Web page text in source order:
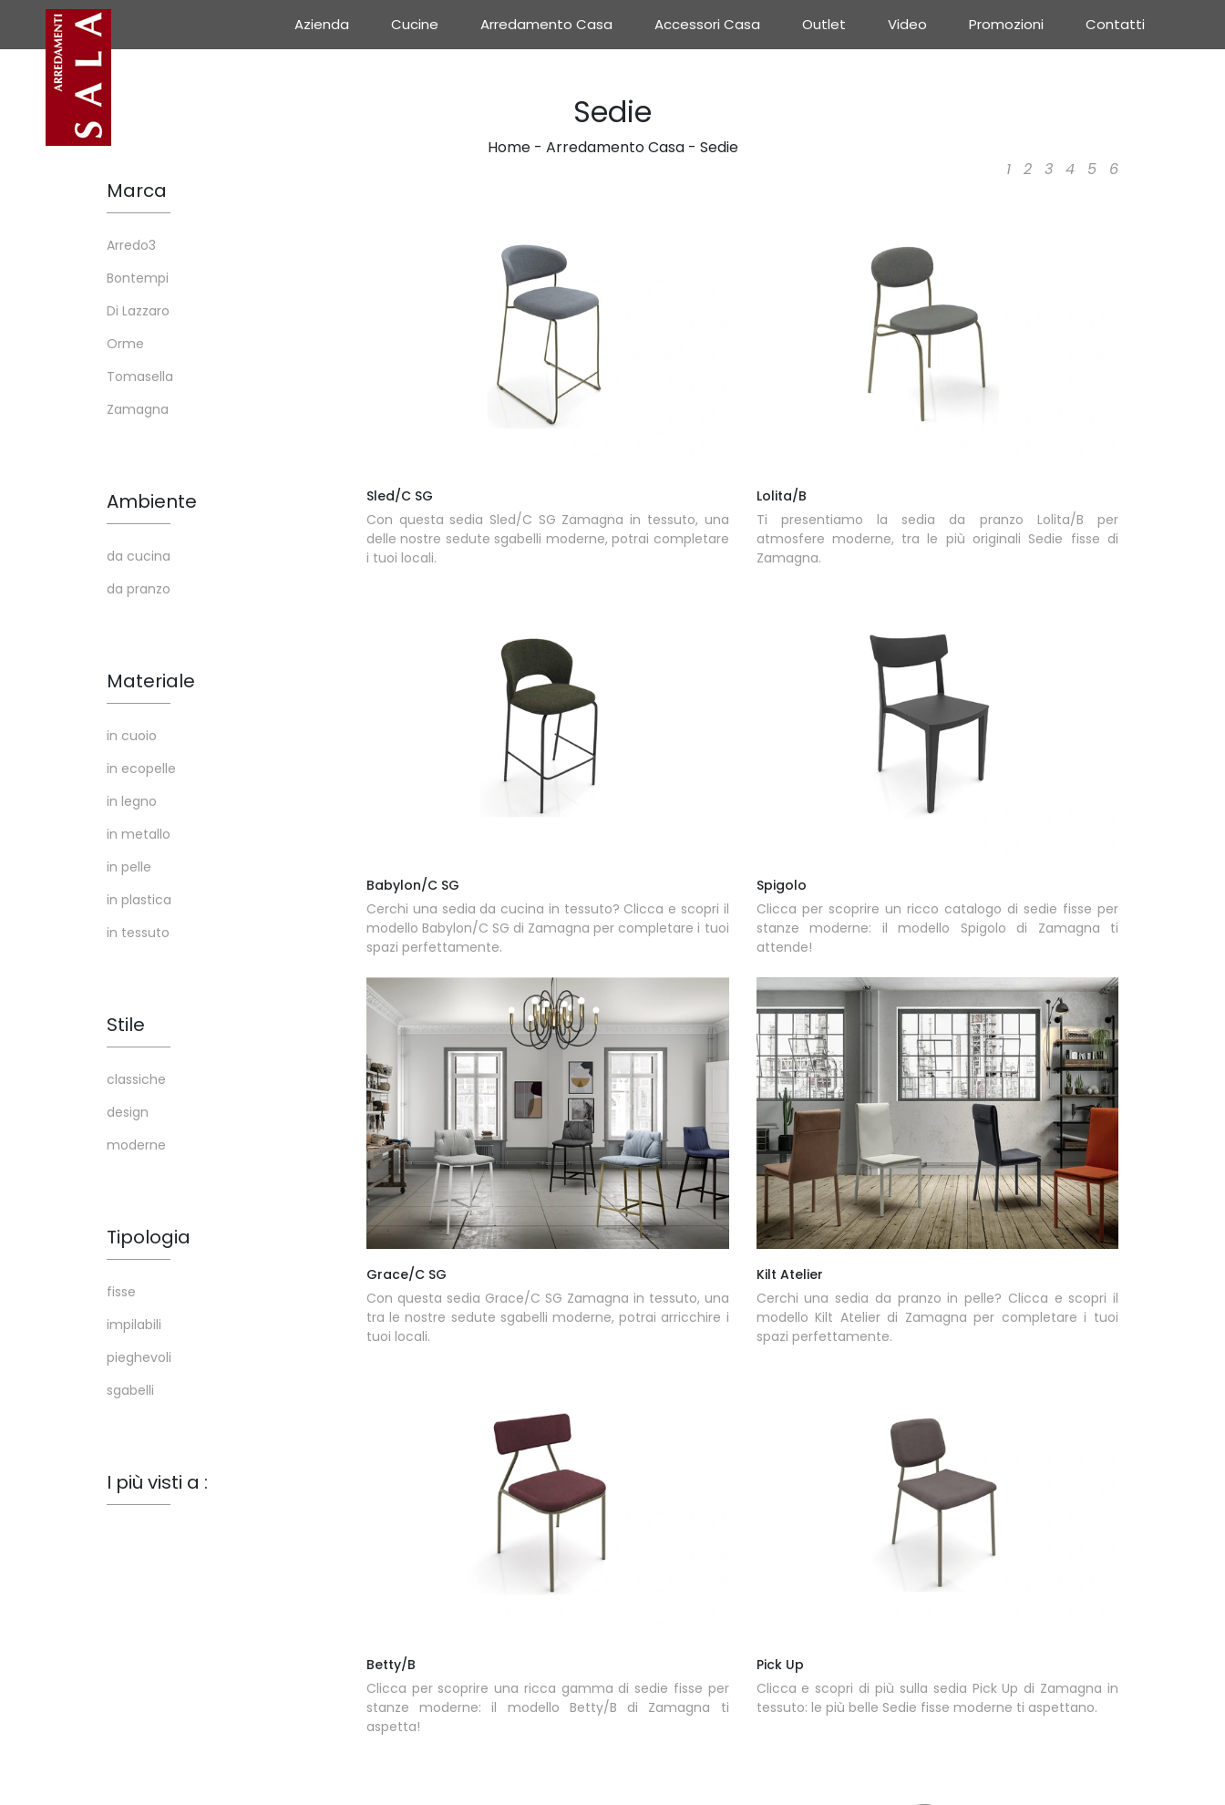
Azienda Cucine Arredamento Casa Accessori Casa Outlet Video Promozioni Contatti
Sedie
Home- Arredamento Casa - Sedie
1
2 3 4 5 6
Sled/C SG
Con questa sedia Sled/C SG Zamagna in tessuto, una
delle nostre sedute sgabelli moderne, potrai completare
i tuoi locali.
Lolita/B
Ti presentiamo la sedia da pranzo Lolita/B per
atmosfere moderne, tra le più originali Sedie fisse di
Zamagna.
Babylon/C SG
Cerchi una sedia da cucina in tessuto? Clicca e scopri il
modello Babylon/C SG di Zamagna per completare i tuoi
spazi perfettamente.
Spigolo
Clicca per scoprire un ricco catalogo di sedie fisse per
stanze moderne: il modello Spigolo di Zamagna ti
attende!
Grace/C SG
Con questa sedia Grace/C SG Zamagna in tessuto, una
tra le nostre sedute sgabelli moderne, potrai arricchire i
tuoi locali.
Kilt Atelier
Cerchi una sedia da pranzo in pelle? Clicca e scopri il
modello Kilt Atelier di Zamagna per completare i tuoi
spazi perfettamente.
Betty/B
Clicca per scoprire una ricca gamma di sedie fisse per
stanze moderne: il modello Betty/B di Zamagna ti
aspetta!
Pick Up
Clicca e scopri di più sulla sedia Pick Up di Zamagna in
tessuto: le più belle Sedie fisse moderne ti aspettano.
Marca
Arredo3
Bontempi
Di Lazzaro
Orme
Tomasella
Zamagna
Ambiente
da cucina
da pranzo
Materiale
in cuoio
in ecopelle
in legno
in metallo
in pelle
in plastica
in tessuto
Stile
classiche
design
moderne
Tipologia
fisse
impilabili
pieghevoli
sgabelli
I più visti a :